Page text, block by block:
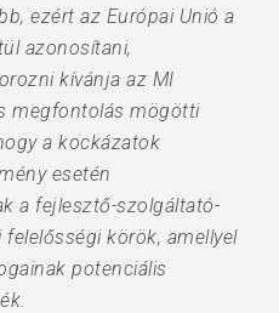
ezért az Európai Unió a
azonosítani,
kívánja az MI
megfontolás mögötti
a kockázatok
esetén
a fejlesztő-szolgáltató-
körök, amellyel
potenciális